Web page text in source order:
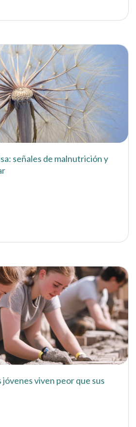
señales de malnutrición y
jóvenes viven peor que sus